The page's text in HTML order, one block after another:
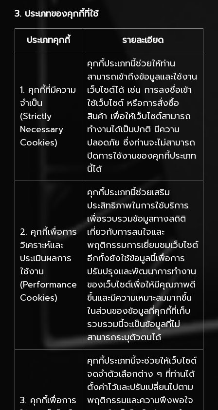
3. ประเภทของคุกกี้ที่ใช้
ประเภทคุกกี้
รายละเอียด
1. คุกกี้ที่มีความ
จำเป็น
(Strictly
Necessary
Cookies)
คุกกี้ประเภทนี้ช่วยให้ท่าน
สามารถเข้าถึงข้อมูลและใช้งาน
เว็บไซต์ได้ เช่น การลงชื่อเข้า
ใช้เว็บไซต์ หรือการสั่งซื้อ
สินค้า เพื่อให้เว็บไซต์สามารถ
ทำงานได้เป็นปกติ มีความ
ปลอดภัย ซึ่งท่านจะไม่สามารถ
ปิดการใช้งานของคุกกี้ประเภท
นี้ได้
2. คุกกี้เพื่อการ
วิเคราะห์และ
ประเมินผลการ
ใช้งาน
(Performance
Cookies)
คุกกี้ประเภทนี้ช่วยเสริม
ประสิทธิภาพในการใช้บริการ
เพื่อรวบรวมข้อมูลทางสถิติ
เกี่ยวกับการสนใจและ
พฤติกรรมการเยี่ยมชมเว็บไซต์
อีกทั้งยังใช้ข้อมูลนี้เพื่อการ
ปรับปรุงและพัฒนาการทำงาน
ของเว็บไซต์เพื่อให้มีคุณภาพดี
ขึ้นและมีความเหมาะสมมากขึ้น
ในส่วนของข้อมูลที่คุกกี้ที่เก็บ
รวบรวมนี้จะเป็นข้อมูลที่ไม่
สามารถระบุตัวตนได้
3. คุกกี้เพื่อการ
คุกกี้ประเภทนี้จะช่วยให้เว็บไซต์
จดจำตัวเลือกต่าง ๆ ที่ท่านได้
ตั้งค่าไว้และปรับเปลี่ยนไปตาม
พฤติกรรมและความพึงพอใจ